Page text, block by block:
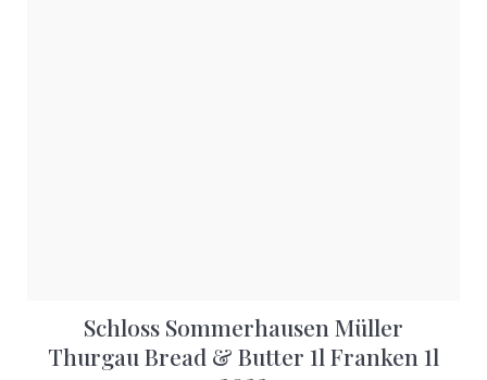
Schloss Sommerhausen Müller
Thurgau Bread & Butter 1l Franken 1l